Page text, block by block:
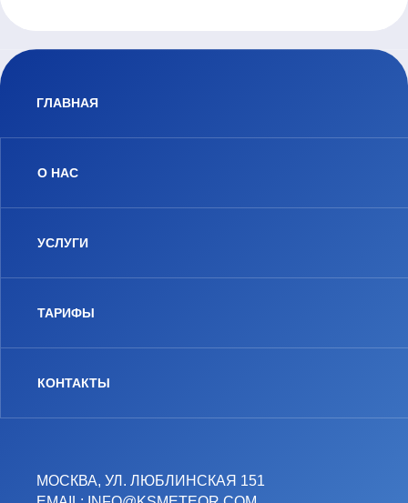
МОСКВА, УЛ. ЛЮБЛИНСКАЯ 151
ГЛАВНАЯ
О НАС
УСЛУГИ
ТАРИФЫ
КОНТАКТЫ